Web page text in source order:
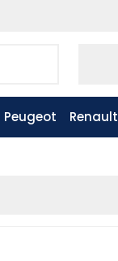
Peugeot Renault